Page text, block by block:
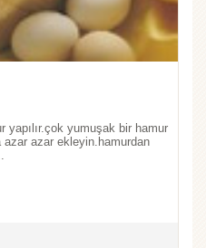
yapılır.çok yumuşak bir hamur
azar ekleyin.hamurdan